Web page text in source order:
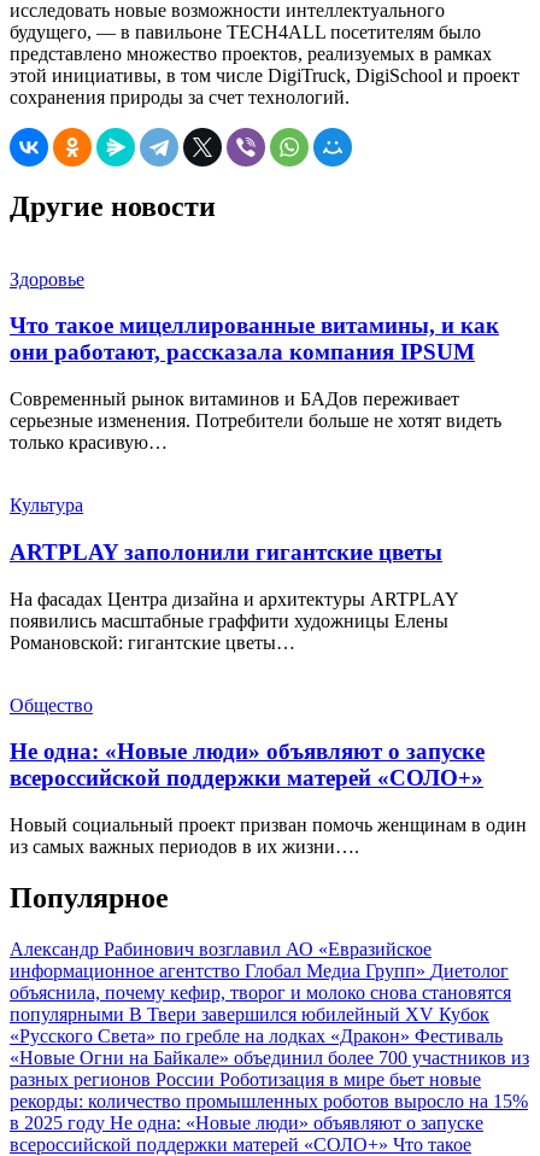
исследовать новые возможности интеллектуального
будущего, — в павильоне TECH4ALL посетителям было
представлено множество проектов, реализуемых в рамках
этой инициативы, в том числе DigiTruck, DigiSchool и проект
сохранения природы за счет технологий.
Другие новости
Здоровье
Что такое мицеллированные витамины, и как
они работают, рассказала компания IPSUM
Современный рынок витаминов и БАДов переживает
серьезные изменения. Потребители больше не хотят видеть
только красивую…
Культура
ARTPLAY заполонили гигантские цветы
На фасадах Центра дизайна и архитектуры ARTPLAY
появились масштабные граффити художницы Елены
Романовской: гигантские цветы…
Общество
Не одна: «Новые люди» объявляют о запуске
всероссийской поддержки матерей «СОЛО+»
Новый социальный проект призван помочь женщинам в один
из самых важных периодов в их жизни….
Популярное
Александр Рабинович возглавил АО «Евразийское
информационное агентство Глобал Медиа Групп» Диетолог
объяснила, почему кефир, творог и молоко снова становятся
популярными В Твери завершился юбилейный XV Кубок
«Русского Света» по гребле на лодках «Дракон» Фестиваль
«Новые Огни на Байкале» объединил более 700 участников из
разных регионов России Роботизация в мире бьет новые
рекорды: количество промышленных роботов выросло на 15%
в 2025 году Не одна: «Новые люди» объявляют о запуске
всероссийской поддержки матерей «СОЛО+» Что такое